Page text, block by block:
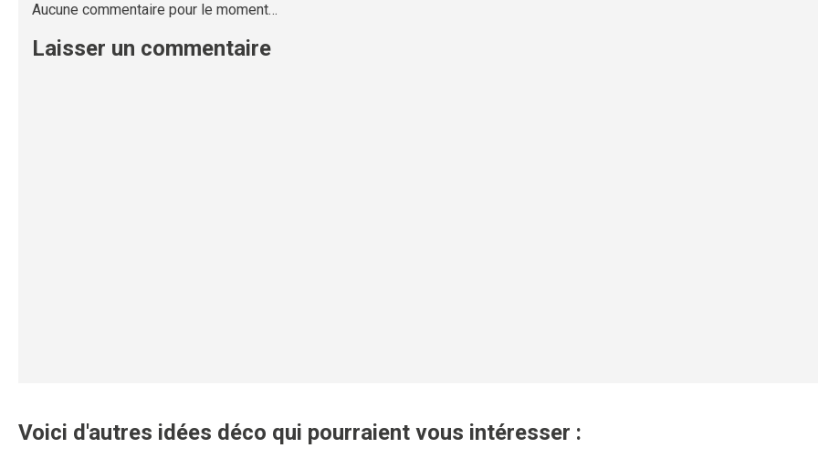
Aucune commentaire pour le moment…
Laisser un commentaire
Voici d'autres idées déco qui pourraient vous intéresser :